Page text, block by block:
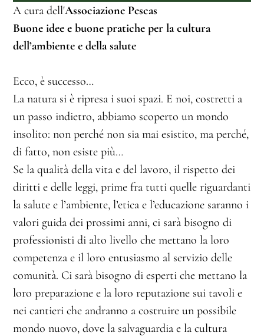
A cura dell'Associazione Pescas
Buone idee e buone pratiche per la cultura
dell’ambiente e della salute
Ecco, è successo…
La natura si è ripresa i suoi spazi. E noi, costretti a
un passo indietro, abbiamo scoperto un mondo
insolito: non perché non sia mai esistito, ma perché,
di fatto, non esiste più…
Se la qualità della vita e del lavoro, il rispetto dei
diritti e delle leggi, prime fra tutti quelle riguardanti
la salute e l’ambiente, l’etica e l’educazione saranno i
valori guida dei prossimi anni, ci sarà bisogno di
professionisti di alto livello che mettano la loro
competenza e il loro entusiasmo al servizio delle
comunità. Ci sarà bisogno di esperti che mettano la
loro preparazione e la loro reputazione sui tavoli e
nei cantieri che andranno a costruire un possibile
mondo nuovo, dove la salvaguardia e la cultura